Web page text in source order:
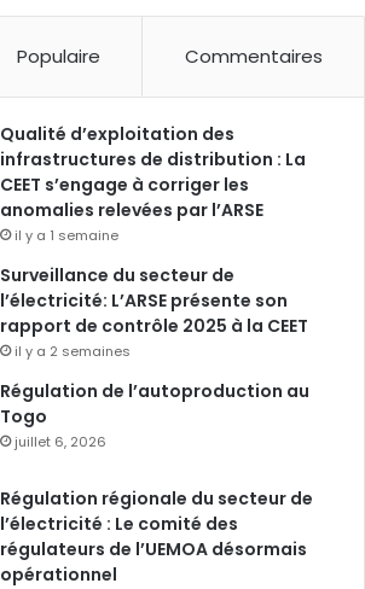
Populaire Commentaires
Qualité d’exploitation des
infrastructures de distribution : La
CEET s’engage à corriger les
anomalies relevées par l’ARSE
il y a 1 semaine
Surveillance du secteur de
l’électricité: L’ARSE présente son
rapport de contrôle 2025 à la CEET
il y a 2 semaines
Régulation de l’autoproduction au
Togo
juillet 6, 2026
Régulation régionale du secteur de
l’électricité : Le comité des
régulateurs de l’UEMOA désormais
opérationnel